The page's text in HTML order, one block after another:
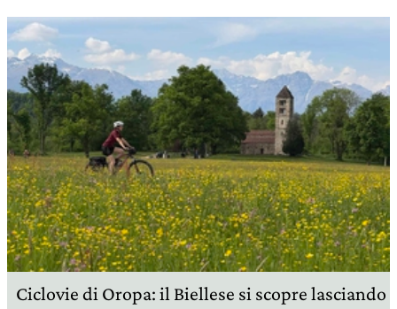
Ciclovie di Oropa: il Biellese si scopre lasciando